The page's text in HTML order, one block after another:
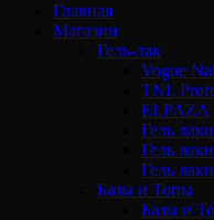
Главная
Магазин
Гель-лак
Vogue
TNL
ELPAZA
Гель
Гель
Гель
Базы и Топы
Базы и